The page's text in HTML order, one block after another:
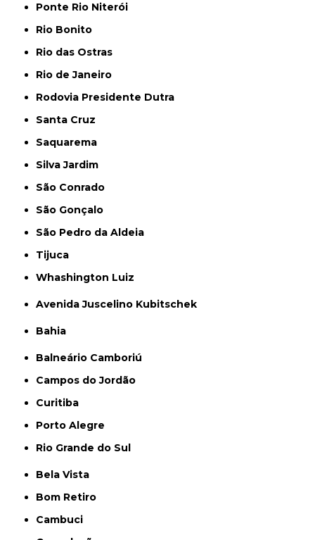
Ponte Rio Niterói
Rio Bonito
Rio das Ostras
Rio de Janeiro
Rodovia Presidente Dutra
Santa Cruz
Saquarema
Silva Jardim
São Conrado
São Gonçalo
São Pedro da Aldeia
Tijuca
Whashington Luiz
Avenida Juscelino Kubitschek
Bahia
Balneário Camboriú
Campos do Jordão
Curitiba
Porto Alegre
Rio Grande do Sul
Bela Vista
Bom Retiro
Cambuci